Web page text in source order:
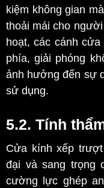
kiệm không gian
thoải mái cho
hoạt, các cánh
phía, giải phóng
ảnh hưởng đến sự
sử dụng.
5.2. Tính
Cửa kính xếp
đại và sang trọng
cường lực ghép